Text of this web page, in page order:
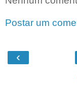
Postar um
‹